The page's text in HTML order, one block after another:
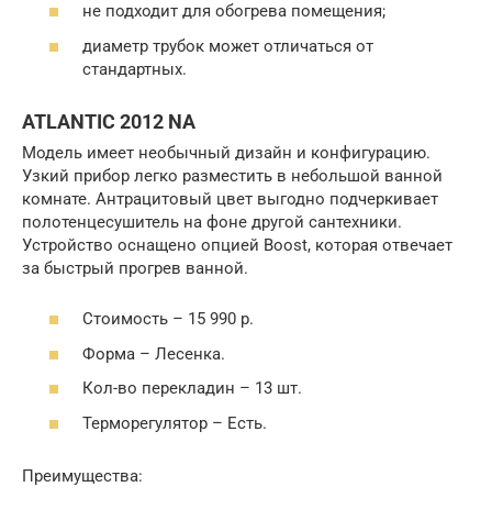
не подходит для обогрева помещения;
диаметр трубок может отличаться от
стандартных.
ATLANTIC 2012 NA
Модель имеет необычный дизайн и конфигурацию.
Узкий прибор легко разместить в небольшой ванной
комнате. Антрацитовый цвет выгодно подчеркивает
полотенцесушитель на фоне другой сантехники.
Устройство оснащено опцией Boost, которая отвечает
за быстрый прогрев ванной.
Стоимость – 15 990 р.
Форма – Лесенка.
Кол-во перекладин – 13 шт.
Терморегулятор – Есть.
Преимущества: